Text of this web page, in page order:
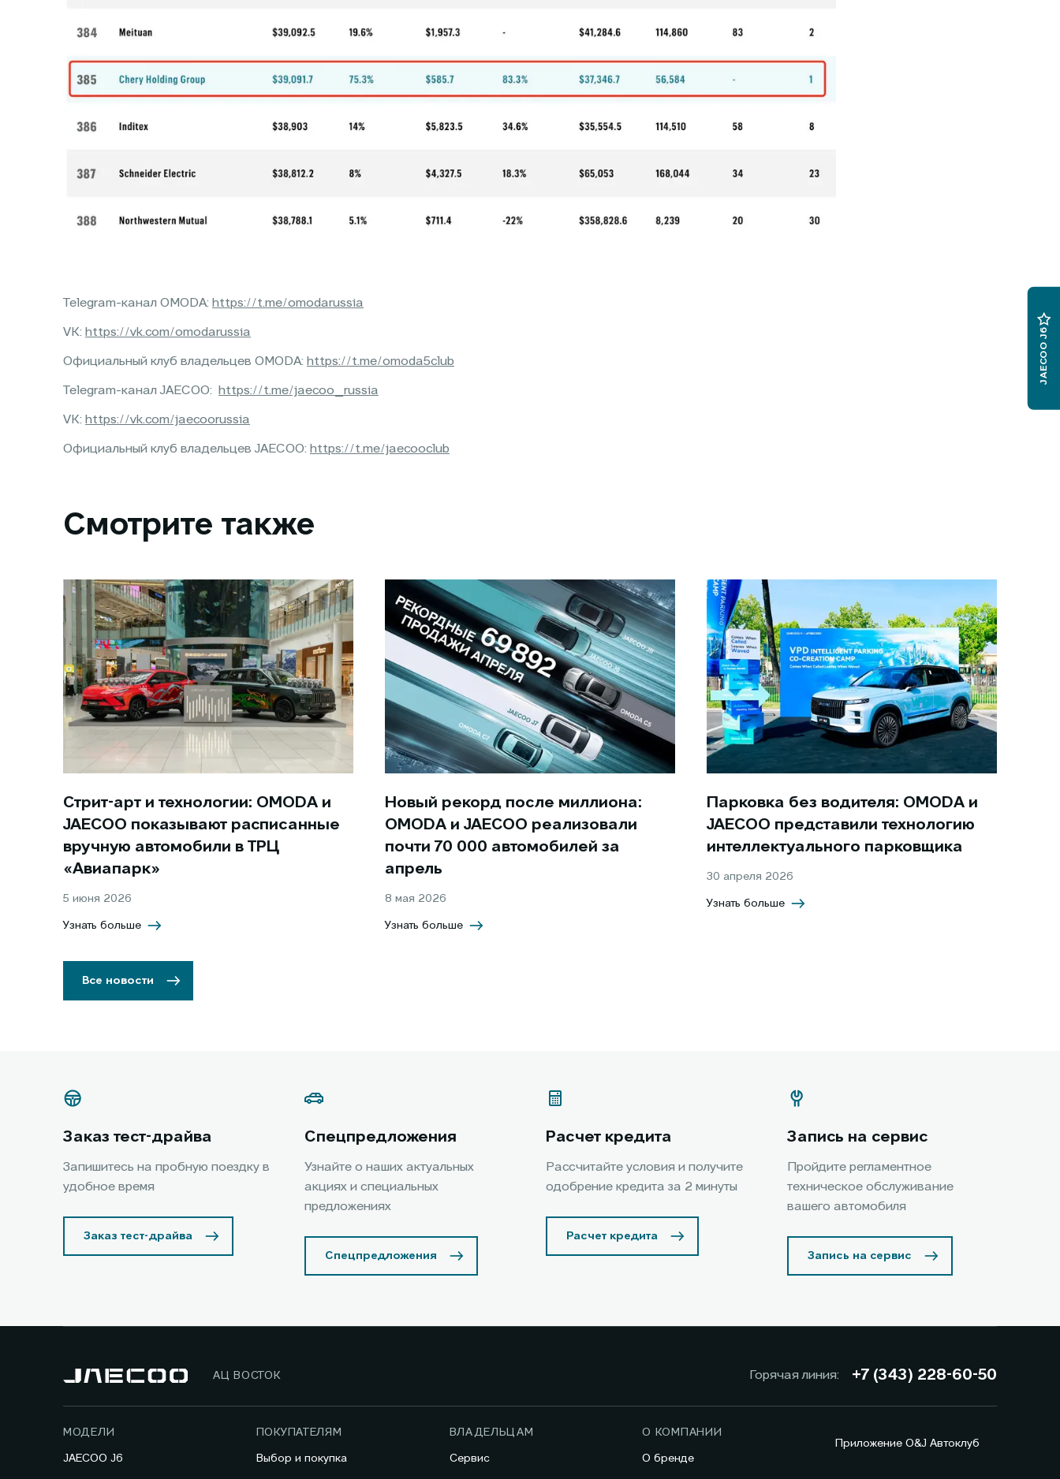
JAECOO J6
Telegram-канал OMODA: https://t.me/omodarussia
VK: https://vk.com/omodarussia
Официальный клуб владельцев OMODA: https://t.me/omoda5club
Telegram-канал JAECOO: https://t.me/jaecoo_russia
VK: https://vk.com/jaecoorussia
Официальный клуб владельцев JAECOO: https://t.me/jaecooclub
Смотрите также
Стрит-арт и технологии: OMODA и
JAECOO показывают расписанные
вручную автомобили в ТРЦ
«Авиапарк»
5 июня 2026
Узнать больше
Новый рекорд после миллиона:
OMODA и JAECOO реализовали
почти 70 000 автомобилей за
апрель
8 мая 2026
Узнать больше
Парковка без водителя: OMODA и
JAECOO представили технологию
интеллектуального парковщика
30 апреля 2026
Узнать больше
Все новости
Заказ тест-драйва
Запишитесь на пробную поездку в
удобное время
Заказ тест-драйва
Спецпредложения
Узнайте о наших актуальных
акциях и специальных
предложениях
Спецпредложения
Расчет кредита
Рассчитайте условия и получите
одобрение кредита за 2 минуты
Расчет кредита
Запись на сервис
Пройдите регламентное
техническое обслуживание
вашего автомобиля
Запись на сервис
АЦ ВОСТОК Горячая линия: +7 (343) 228-60-50
МОДЕЛИ
JAECOO J6
ПОКУПАТЕЛЯМ
Выбор и покупка
ВЛАДЕЛЬЦАМ
Сервис
О КОМПАНИИ
О бренде
Приложение O&J Автоклуб